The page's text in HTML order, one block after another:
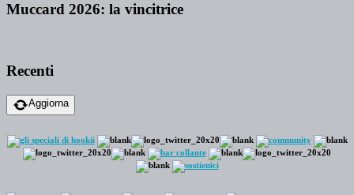
Muccard 2026: la vincitrice
Recenti
Aggiorna